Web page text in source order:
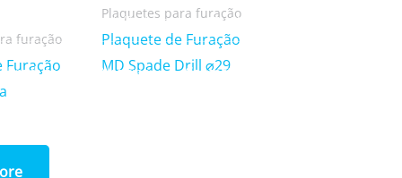
Login/Register | PT EN
Produtos Notícias Contactos
furação
Furação
Plaquetes para furação
Plaquete de Furação
MD Spade Drill ⌀29